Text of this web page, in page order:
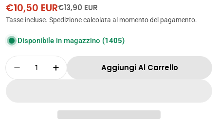
Prezzo
di
€10,50 EUR
Prezzo
normale
€13,90 EUR
Tasse incluse. Spedizionecalcolata al momento del pagamento.
Disponibile in magazzino (1405)
Quantità
Diminuisci La Quantità Per Buldak Hot
Aumenta La Quantità Per Buldak
Aggiungi Al Carrello